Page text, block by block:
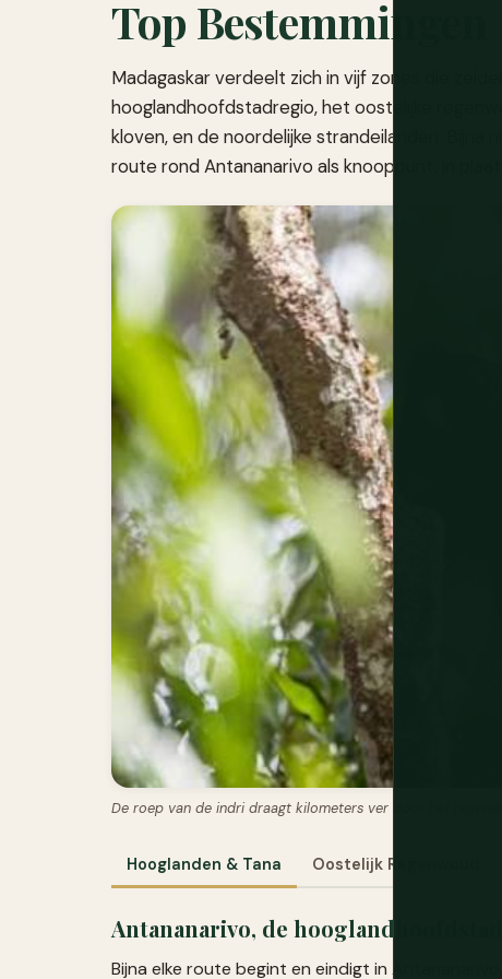
Top Bestemmingen
Madagaskar verdeelt zich in vijf zones die
hooglandhoofdstadregio, het oostelijke
kloven, en de noordelijke strandeilanden. Bijna
route rond Antananarivo als knooppunt, in
De roep van de indri draagt kilometers ver door het
Hooglanden & Tana Oostelijk Regenwoud
Antananarivo, de hooglandhoofdstad
Bijna elke route begint en eindigt in